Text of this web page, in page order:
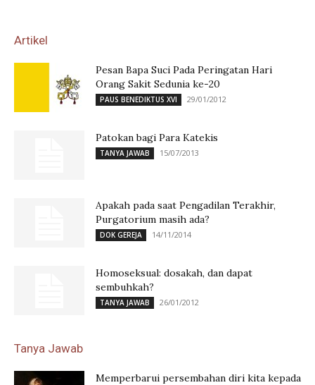
Artikel
Pesan Bapa Suci Pada Peringatan Hari
Orang Sakit Sedunia ke-20
PAUS BENEDIKTUS XVI 29/01/2012
Patokan bagi Para Katekis
TANYA JAWAB 15/07/2013
Apakah pada saat Pengadilan Terakhir,
Purgatorium masih ada?
DOK GEREJA 14/11/2014
Homoseksual: dosakah, dan dapat
sembuhkah?
TANYA JAWAB 26/01/2012
Tanya Jawab
Memperbarui persembahan diri kita kepada